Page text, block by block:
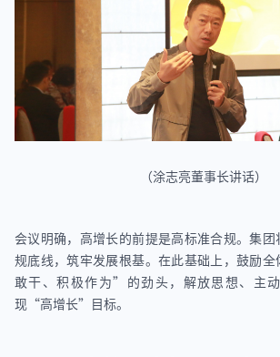
（涂志亮董事长讲话）
会议明确，高增长的前提是高标准合规。集
规底线，筑牢发展根基。在此基础上，鼓励
敢干、积极作为”的劲头，解放思想、主
现“高增长”目标。